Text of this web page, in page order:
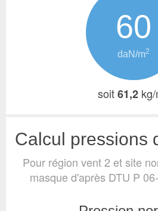
60
daN/m2
soit61,2
Pour région vent 2 et site
masque d'après DTU P